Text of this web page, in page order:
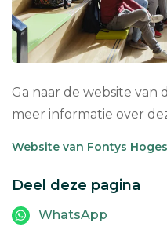
Ga naar de website van
meer informatie over
Website van Fontys
Deel deze pagina
WhatsApp